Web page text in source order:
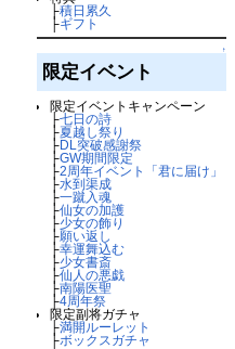
├積日累久
├ギフト
↑
限定イベント
限定イベントキャンペーン
├七日の詩
├夏越し祭り
├DL突破感謝祭
├GW期間限定
├2周年イベント「君に届け」
├水到渠成
├一蹴入魂
├仙女の加護
├少女の飾り
├願い返し
├幸運舞込む
├少女書斎
├仙人の悪戯
├南陽医聖
├4周年祭
限定副将ガチャ
├満開ルーレット
├ボックスガチャ